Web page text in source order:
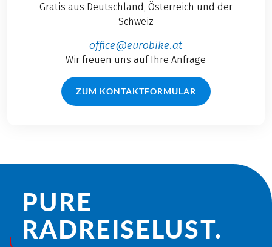
Gratis aus Deutschland, Österreich und der
Schweiz
office@eurobike.at
Wir freuen uns auf Ihre Anfrage
ZUM KONTAKTFORMULAR
PURE
RADREISE­LUST.